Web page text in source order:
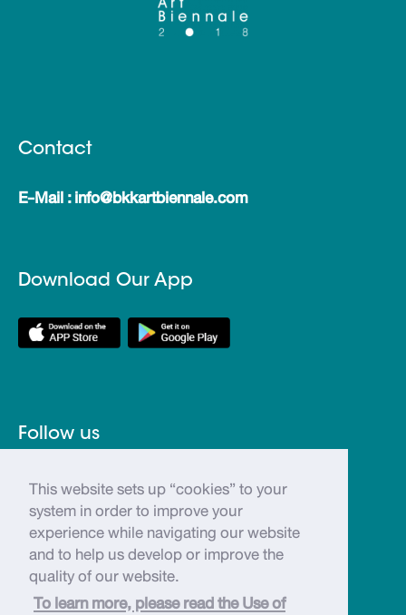
This website sets up “cookies” to your
system in order to improve your
experience while navigating our website
and to help us develop or improve the
quality of our website.
To learn more, please read the Use of
Contact
E-Mail : info@bkkartbiennale.com
Download Our App
Follow us
@bkkartbiennale
@bkkartbiennale
Bangkok ArtBiennale